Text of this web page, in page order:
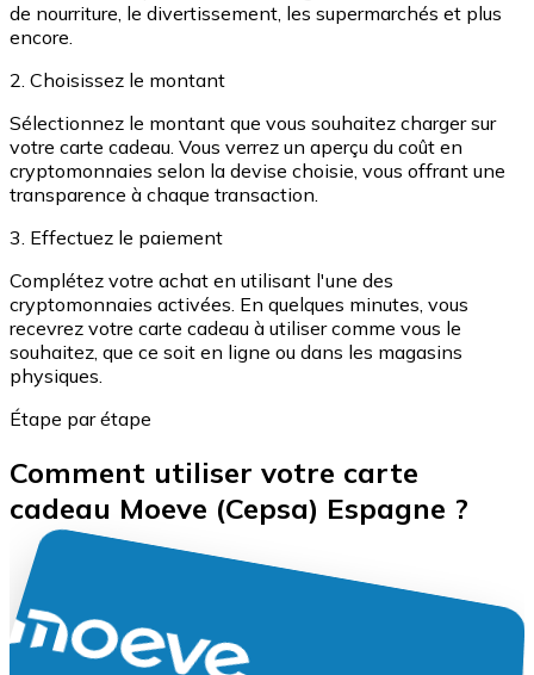
de nourriture, le divertissement, les supermarchés et plus
encore.
2. Choisissez le montant
Sélectionnez le montant que vous souhaitez charger sur
votre carte cadeau. Vous verrez un aperçu du coût en
cryptomonnaies selon la devise choisie, vous offrant une
transparence à chaque transaction.
3. Effectuez le paiement
Complétez votre achat en utilisant l'une des
cryptomonnaies activées. En quelques minutes, vous
recevrez votre carte cadeau à utiliser comme vous le
souhaitez, que ce soit en ligne ou dans les magasins
physiques.
Étape par étape
Comment utiliser votre carte
cadeau Moeve (Cepsa) Espagne ?